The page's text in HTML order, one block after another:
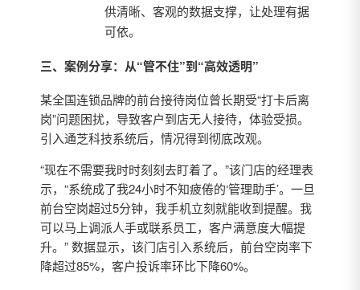
供清晰、客观的数据支撑，让处理有据
可依。
三、案例分享：从“管不住”到“高效透明”
某全国连锁品牌的前台接待岗位曾长期受“打卡后离
岗”问题困扰，导致客户到店无人接待，体验受损。
引入通芝科技系统后，情况得到彻底改观。
“现在不需要我时时刻刻去盯着了。”该门店的经理表
示，“系统成了我24小时不知疲倦的‘管理助手’。一旦
前台空岗超过5分钟，我手机立刻就能收到提醒。我
可以马上调派人手或联系员工，客户满意度大幅提
升。” 数据显示，该门店引入系统后，前台空岗率下
降超过85%，客户投诉率环比下降60%。